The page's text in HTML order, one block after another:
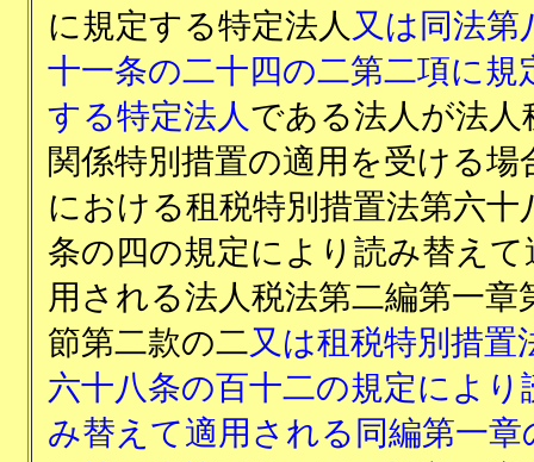
に規定する特定法人 又は同法第
十一条の二十四の二第二項に規
する特定法人 である法人が法人
関係特別措置の適用を受ける場
における租税特別措置法第六十
条の四の規定により読み替えて
用される法人税法第二編第一章
節第二款の二又は租税特別措置
六十八条の百十二の規定により
み替えて適用される同編第一章